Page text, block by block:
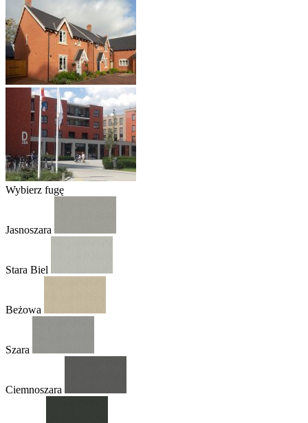
Wybierz fugę
Jasnoszara
Stara Biel
Beżowa
Szara
Ciemnoszara